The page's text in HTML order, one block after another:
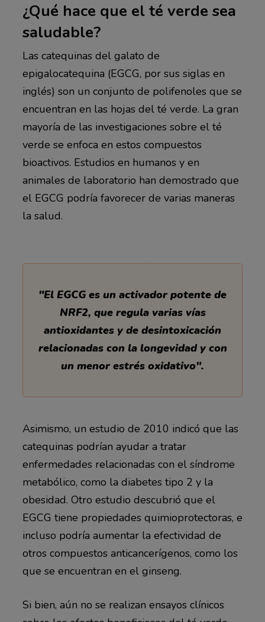
¿Qué hace que el té verde sea
saludable?
Las catequinas del galato de
epigalocatequina (EGCG, por sus siglas en
inglés) son un conjunto de polifenoles que se
encuentran en las hojas del té verde. La gran
mayoría de las investigaciones sobre el té
verde se enfoca en estos compuestos
bioactivos. Estudios en humanos y en
animales de laboratorio han demostrado que
el EGCG podría favorecer de varias maneras
la salud.
"El EGCG es un activador potente de
NRF2, que regula varias vías
antioxidantes y de desintoxicación
relacionadas con la longevidad y con
un menor estrés oxidativo".
Asimismo, un estudio de 2010 indicó que las
catequinas podrían ayudar a tratar
enfermedades relacionadas con el síndrome
metabólico, como la diabetes tipo 2 y la
obesidad. Otro estudio descubrió que el
EGCG tiene propiedades quimioprotectoras, e
incluso podría aumentar la efectividad de
otros compuestos anticancerígenos, como los
que se encuentran en el ginseng.
Si bien, aún no se realizan ensayos clínicos